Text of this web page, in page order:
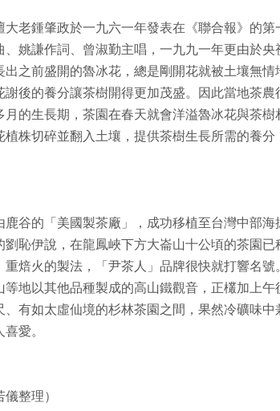
大老鍾肇政於一九六一年發表在《聯合報》的
姚謙作詞、曾淑勤主唱，一九九一年更由於央
之前盛開的魯冰花，總是剛開花就被土壤無
謝後的養分讓茶樹開得更加茂盛。因此當地茶
的生長期，茶園在春天就會洋溢魯冰花與茶
株切碎並翻入土壤，提供茶樹生長所需的養
鹿谷的「美國製茶廠」，成功移植至台灣中
恥伊說，在龍鳳峽下方大崙山十公頃的茶園
焙火的製法，「尹茶人」品牌很快就打響名
等地以其他品種製成的高山鐵觀音，正欉加上
有如太虛仙境的杉林茶園之間，果然冷礦味
愛。
整理）